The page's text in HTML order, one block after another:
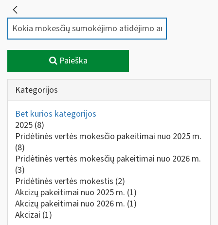
Paieška
Kategorijos
Bet kurios kategorijos
2025 (8)
Pridėtinės vertės mokesčio pakeitimai nuo 2025 m.
(8)
Pridėtinės vertės mokesčių pakeitimai nuo 2026 m.
(3)
Pridėtinės vertės mokestis (2)
Akcizų pakeitimai nuo 2025 m. (1)
Akcizų pakeitimai nuo 2026 m. (1)
Akcizai (1)